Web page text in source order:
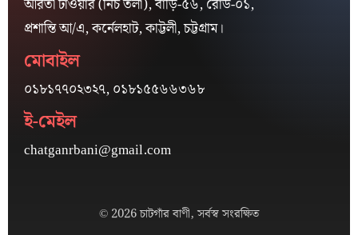
আরতী টাওয়ার (নিচ তলা), বাড়ি-৫৬, রোড-০১,
প্রশান্তি আ/এ, কর্নেলহাট, কাট্টলী, চট্টগ্রাম।
মোবাইল
০১৮১৭৭০২৩২৭, ০১৮১৫৫৬৬৩৬৮
ই-মেইল
chatganrbani@gmail.com
© 2026 চাটগাঁর বাণী, সর্বস্ব সংরক্ষিত